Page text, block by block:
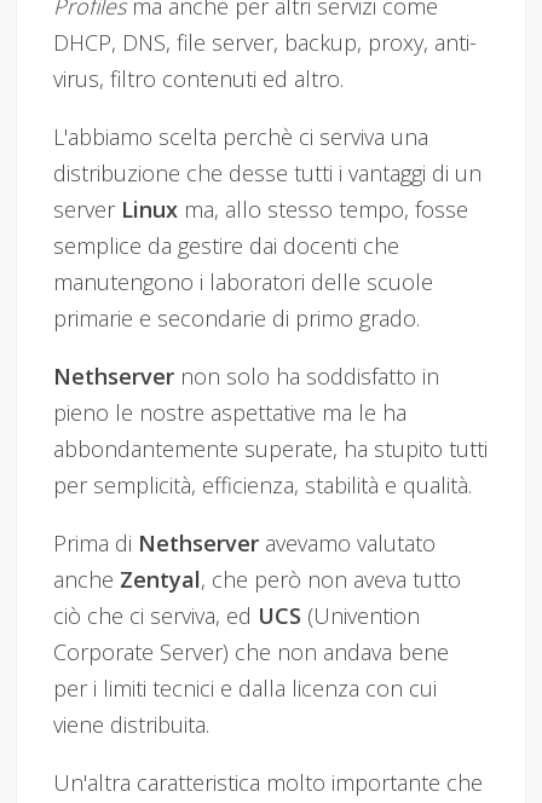
Profilesma anche per altri servizi come
DHCP, DNS, file server, backup, proxy, anti-
virus, filtro contenuti ed altro.
L'abbiamo scelta perchè ci serviva una
distribuzione che desse tutti i vantaggi di un
server Linux ma, allo stesso tempo, fosse
semplice da gestire dai docenti che
manutengono i laboratori delle scuole
primarie e secondarie di primo grado.
Nethserver non solo ha soddisfatto in
pieno le nostre aspettative ma le ha
abbondantemente superate, ha stupito tutti
per semplicità, efficienza, stabilità e qualità.
Prima di Nethserver avevamo valutato
anche Zentyal, che però non aveva tutto
ciò che ci serviva, ed UCS (Univention
Corporate Server) che non andava bene
per i limiti tecnici e dalla licenza con cui
viene distribuita.
Un'altra caratteristica molto importante che